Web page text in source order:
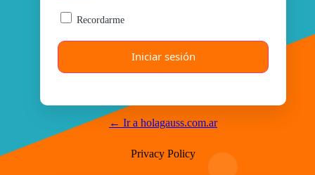
Recordarme
← Ir a holagauss.com.ar
Privacy Policy